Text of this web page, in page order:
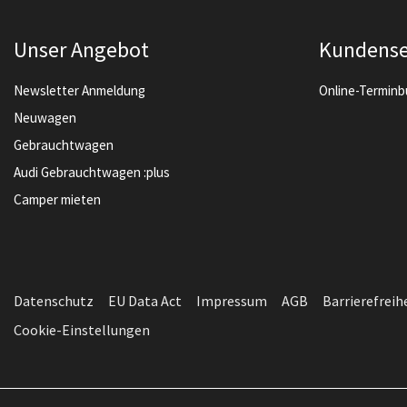
Unser Angebot
Newsletter Anmeldung
Neuwagen
Gebrauchtwagen
Audi Gebrauchtwagen :plus
Camper mieten
Online-
Datenschutz EU Data Act Impressum AGB
Cookie-Einstellungen